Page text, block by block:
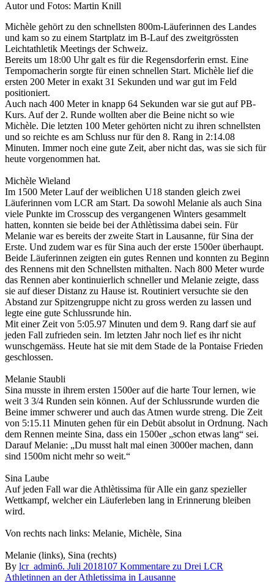
Autor und Fotos: Martin Knill
Michèle gehört zu den schnellsten 800m-Läuferinnen des Landes
und kam so zu einem Startplatz im B-Lauf des zweitgrössten
Leichtathletik Meetings der Schweiz.
Bereits um 18:00 Uhr galt es für die Regensdorferin ernst. Eine
Tempomacherin sorgte für einen schnellen Start. Michèle lief die
ersten 200 Meter in exakt 31 Sekunden und war gut im Feld
positioniert.
Auch nach 400 Meter in knapp 64 Sekunden war sie gut auf PB-
Kurs. Auf der 2. Runde wollten aber die Beine nicht so wie
Michèle. Die letzten 100 Meter gehörten nicht zu ihren schnellsten
und so reichte es am Schluss nur für den 8. Rang in 2:14.08
Minuten. Immer noch eine gute Zeit, aber nicht das, was sie sich für
heute vorgenommen hat.
Michèle Wieland
Im 1500 Meter Lauf der weiblichen U18 standen gleich zwei
Läuferinnen vom LCR am Start. Da sowohl Melanie als auch Sina
viele Punkte im Crosscup des vergangenen Winters gesammelt
hatten, konnten sie beide bei der Athlètissima dabei sein. Für
Melanie war es bereits der zweite Start in Lausanne, für Sina der
Erste. Und zudem war es für Sina auch der erste 1500er überhaupt.
Beide Läuferinnen zeigten ein gutes Rennen und konnten zu Beginn
des Rennens mit den Schnellsten mithalten. Nach 800 Meter wurde
das Rennen aber kontinuierlich schneller und Melanie zeigte, dass
sie auf dieser Distanz zu Hause ist. Routiniert versuchte sie den
Abstand zur Spitzengruppe nicht zu gross werden zu lassen und
legte eine gute Schlussrunde hin.
Mit einer Zeit von 5:05.97 Minuten und dem 9. Rang darf sie auf
jeden Fall zufrieden sein. Im letzten Jahr noch lief es ihr nicht
wunschgemäss. Heute hat sie mit dem Stade de la Pontaise Frieden
geschlossen.
Melanie Staubli
Sina musste in ihrem ersten 1500er auf die harte Tour lernen, wie
weit 3 3/4 Runden sein können. Auf der Schlussrunde wurden die
Beine immer schwerer und auch das Atmen wurde streng. Die Zeit
von 5:15.11 Minuten gehen für ein Debüt absolut in Ordnung. Nach
dem Rennen meinte Sina, dass ein 1500er „schon etwas lang“ sei.
Darauf Melanie: „Du musst halt mal einen 3000er machen, dann
sind 1500m nicht mehr so weit.“
Sina Laube
Auf jeden Fall war die Athlètissima für Alle ein ganz spezieller
Wettkampf, welcher ein Läuferleben lang in Erinnerung bleiben
wird.
Von rechts nach links: Melanie, Michèle, Sina
Melanie (links), Sina (rechts)
By lcr_admin6. Juli 2018107 Kommentare zu Drei LCR
Athletinnen an der Athletissima in Lausanne